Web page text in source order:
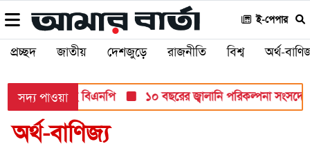
ই-পেপার
প্রচ্ছদ জাতীয় দেশজুড়ে রাজনীতি বিশ্ব অর্থ-
সদ্য পাওয়া
দিচ্ছে বিএনপি ১০ বছরের জ্বালানি পরিকল্পনা সংসদে তুলে
অর্থ-বাণিজ্য